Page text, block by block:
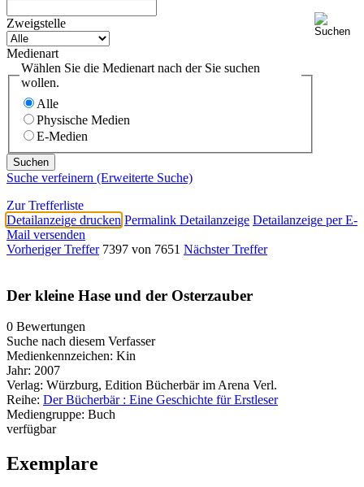
Zweigstelle
Medienart
Wählen Sie die Medienart nach der Sie suchen
wollen.
Alle
Physische Medien
E-Medien
Suche verfeinern (Erweiterte Suche)
Zur Trefferliste
Detailanzeige drucken Permalink Detailanzeige Detailanzeige per E-
Mail versenden
Vorheriger Treffer 7397 von 7651 Nächster Treffer
Der kleine Hase und der Osterzauber
0 Bewertungen
Suche nach diesem Verfasser
Medienkennzeichen: Kin
Jahr: 2007
Verlag: Würzburg, Edition Bücherbär im Arena Verl.
Reihe: Der Bücherbär : Eine Geschichte für Erstleser
Mediengruppe: Buch
verfügbar
Exemplare